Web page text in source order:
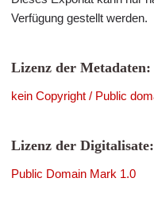
Verfügung gestellt werden.
Lizenz der Metadaten:
kein Copyright / Public
Lizenz der Digitalisate:
Public Domain Mark 1.0